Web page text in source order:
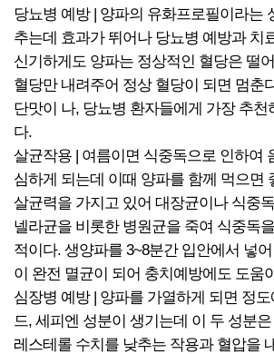
당뇨병 예방 | 양파의 유화프로필이라는
추는데 효과가 뛰어나 당뇨병 예방과 치
신기하게도 양파는 정상적인 혈당은 떨
혈당만 내려주어 정상 혈당이 되면 멈춘
단맛이 나, 당뇨병 환자들에게 가장 추천
다.
살균작용 | 여름이면 식중독으로 인하여
심하게 되는데 이때 양파를 함께 먹으면
살균력을 가지고 있어 대장균이나 식중
넬라균을 비롯한 병원균을 죽여 식중독
적이다. 생양파를 3~8분간 입안에서 넣
이 완전 멸균이 되어 충치예방에도 도움
심장병 예방 | 양파를 가열하게 되면 정
드, 세피엔 성분이 생기는데 이 두 성분
레스테롤 수치를 낮추는 작용과 혈압을